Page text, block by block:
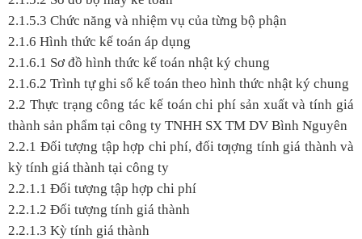
2.1.5.3 Chức năng và nhiệm vụ của từng bộ phận
2.1.6 Hình thức kế toán áp dụng
2.1.6.1 Sơ đồ hình thức kế toán nhật ký chung
2.1.6.2 Trình tự ghi sổ kế toán theo hình thức nhật ký chung
2.2 Thực trạng công tác kế toán chi phí sản xuất và tính giá
thành sản phẩm tại công ty TNHH SX TM DV Bình Nguyên
2.2.1 Đối tượng tập hợp chi phí, đối tƣợng tính giá thành và
kỳ tính giá thành tại công ty
2.2.1.1 Đối tượng tập hợp chi phí
2.2.1.2 Đối tượng tính giá thành
2.2.1.3 Kỳ tính giá thành